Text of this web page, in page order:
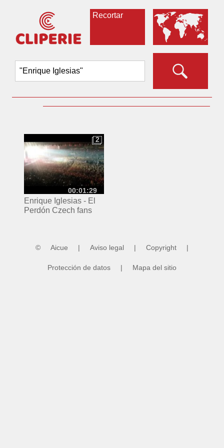
Recortar
00:01:29
2
2
Enrique Iglesias - El
Perdón Czech fans
© Aicue | Aviso legal | Copyright |
Protección de datos | Mapa del sitio